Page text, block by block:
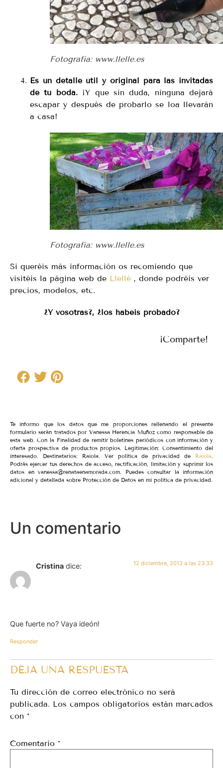
Fotografía: www.llelle.es
Es un detalle útil y original para las invitadas
de tu boda.¡Y que sin duda, ninguna dejará
escapar y después de probarlo se loa llevarán
a casa!
Fotografía: www.llelle.es
Si queréis más información os recomiendo que
visitéis la página web de Llellé , donde podréis ver
precios, modelos, etc.
¿Y vosotras?, ¿los habéis probado?
¡Comparte!
Te informo que los datos que me proporciones rellenando el presente
formulario serán tratados por Vanessa Herencia Muñoz como responsable de
esta web. Con la Finalidad de remitir boletines periódicos con información y
oferta prospectiva de productos propios. Legitimación: Consentimiento del
interesado. Destinatarios: Raiola. Ver política de privacidad de Raiola
Podrás ejercer tus derechos de acceso, rectificación, limitación y suprimir los
datos en vanessa@renataenamorada.com. Puedes consultar la información
adicional y detallada sobre Protección de Datos en mi política de privacidad.
Un comentario
Cristina dice: 12 diciembre, 2013 a las 23:33
Que fuerte no? Vaya ideón!
Responder
DEJA UNA RESPUESTA
Tu dirección de correo electrónico no será
publicada. Los campos obligatorios están marcados
con *
Comentario *